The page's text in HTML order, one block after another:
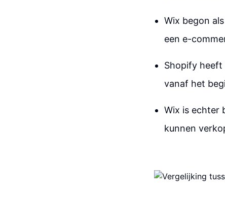
Wix begon
een e-
Shopify heeft
vanaf het
Wix is echter
kunnen